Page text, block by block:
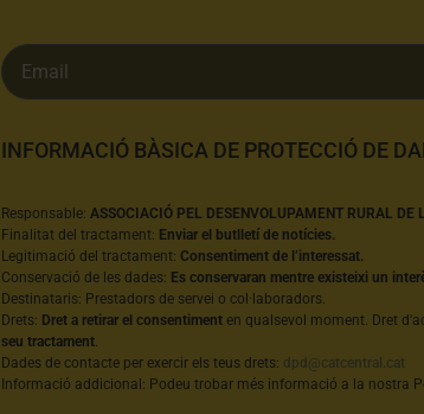
INFORMACIÓ BÀSICA DE PROTECCIÓ DE
Responsable:ASSOCIACIÓ PEL DESENVOLUPAMENT RURAL DE
Finalitat del tractament: Enviar el butlletí de notícies.
Legitimació del tractament:Consentiment de l’interessat.
Conservació de les dades: Es conservaran mentre existeixi un
Destinataris: Prestadors de servei o col·laboradors.
Drets: Dret a retirar el consentiment en qualsevol moment. Dret
seu tractament.
Dades de contacte per exercir els teus drets: dpd@catcentral.cat
Informació addicional: Podeu trobar més informació a la nostra